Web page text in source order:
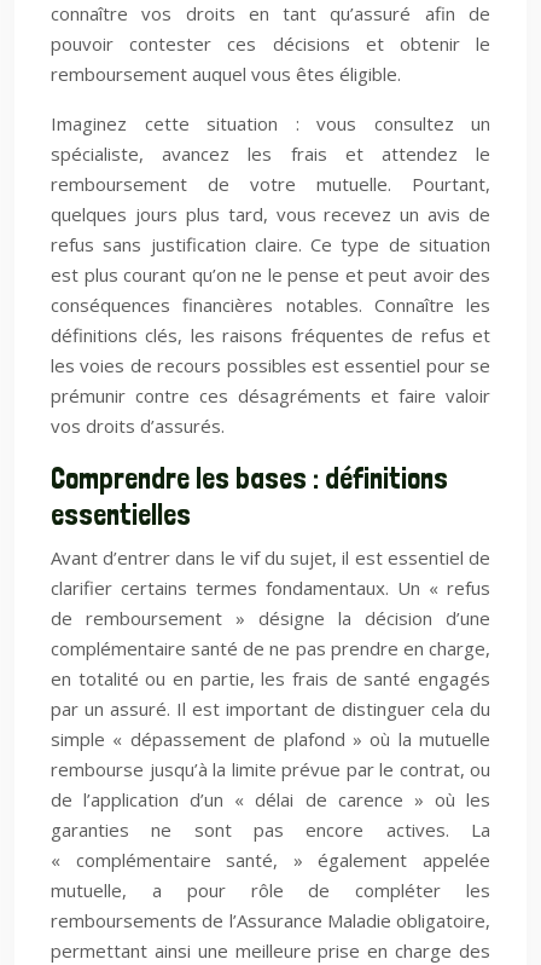
connaître vos droits en tant qu’assuré afin de
pouvoir contester ces décisions et obtenir le
remboursement auquel vous êtes éligible.
Imaginez cette situation : vous consultez un
spécialiste, avancez les frais et attendez le
remboursement de votre mutuelle. Pourtant,
quelques jours plus tard, vous recevez un avis de
refus sans justification claire. Ce type de situation
est plus courant qu’on ne le pense et peut avoir des
conséquences financières notables. Connaître les
définitions clés, les raisons fréquentes de refus et
les voies de recours possibles est essentiel pour se
prémunir contre ces désagréments et faire valoir
vos droits d’assurés.
Comprendre les bases : définitions
essentielles
Avant d’entrer dans le vif du sujet, il est essentiel de
clarifier certains termes fondamentaux. Un « refus
de remboursement » désigne la décision d’une
complémentaire santé de ne pas prendre en charge,
en totalité ou en partie, les frais de santé engagés
par un assuré. Il est important de distinguer cela du
simple « dépassement de plafond » où la mutuelle
rembourse jusqu’à la limite prévue par le contrat, ou
de l’application d’un « délai de carence » où les
garanties ne sont pas encore actives. La
« complémentaire santé, » également appelée
mutuelle, a pour rôle de compléter les
remboursements de l’Assurance Maladie obligatoire,
permettant ainsi une meilleure prise en charge des